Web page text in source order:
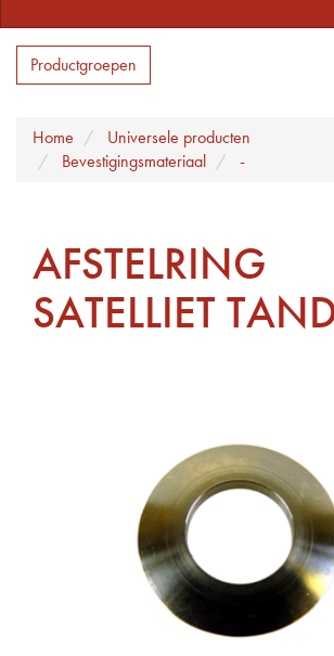
Productgroepen
Home
Universele producten
Bevestigingsmateriaal
-
AFSTELRING
SATELLIET